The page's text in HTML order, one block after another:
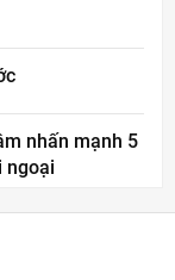
nhấn mạnh 5
ngoại